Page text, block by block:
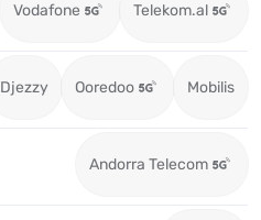
Vodafone Telekom.al
Djezzy Ooredoo Mobilis
Andorra Telecom